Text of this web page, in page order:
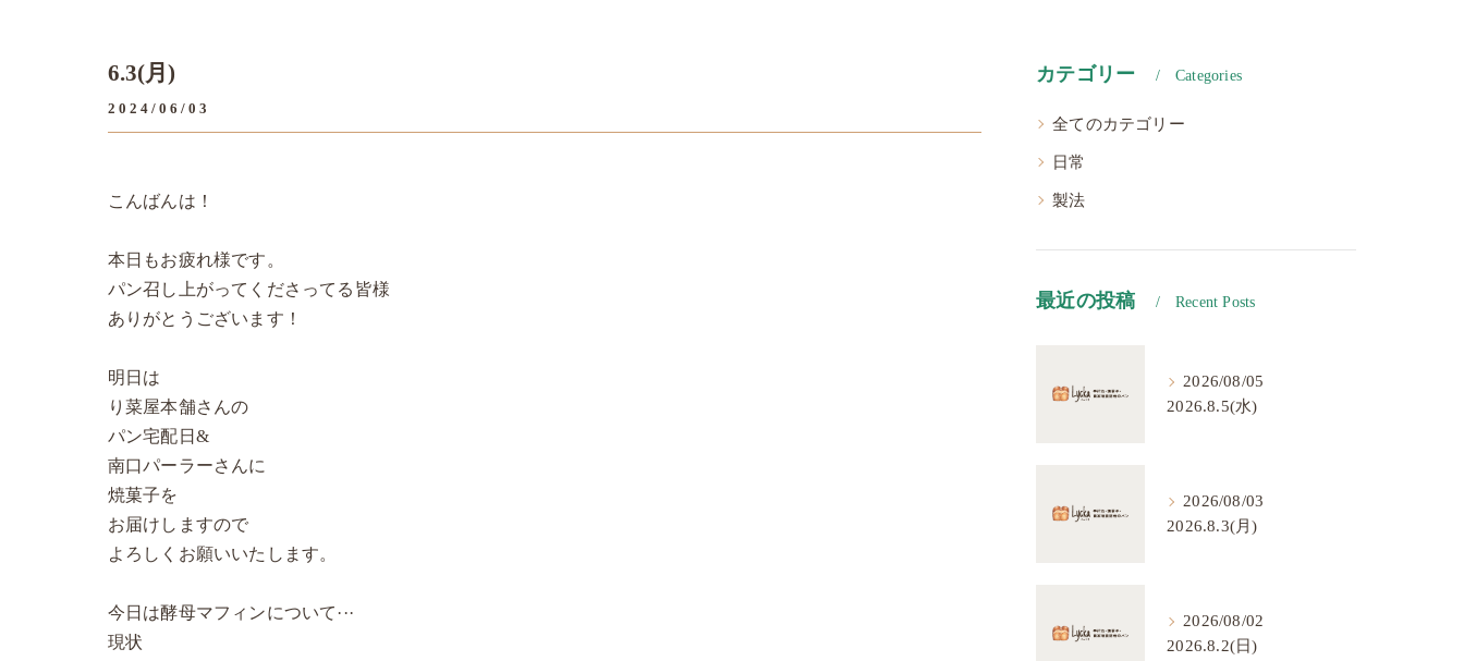
6.3(月)
2024/06/03
こんばんは！
本日もお疲れ様です。
パン召し上がってくださってる皆様
ありがとうございます！
明日は
り菜屋本舗さんの
パン宅配日&
南口パーラーさんに
焼菓子を
お届けしますので
よろしくお願いいたします。
今日は酵母マフィンについて···
現状
カテゴリー Categories
全てのカテゴリー
日常
製法
最近の投稿 Recent Posts
2026/08/05
2026.8.5(水)
2026/08/03
2026.8.3(月)
2026/08/02
2026.8.2(日)